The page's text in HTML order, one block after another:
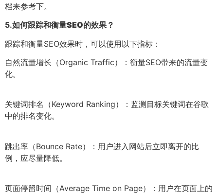
档来参考下。
5.如何跟踪和衡量SEO的效果？
跟踪和衡量SEO效果时，可以使用以下指标：
自然流量增长（Organic Traffic）：衡量SEO带来的流量变
化。
关键词排名（Keyword Ranking）：监测目标关键词在谷歌
中的排名变化。
跳出率（Bounce Rate）：用户进入网站后立即离开的比
例，应尽量降低。
页面停留时间（Average Time on Page）：用户在页面上的